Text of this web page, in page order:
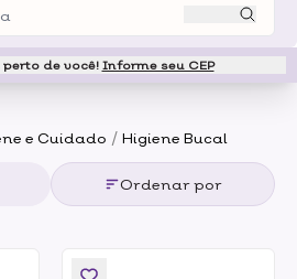
de você! Informe seu CEP
e Cuidado / Higiene Bucal
Ordenar por